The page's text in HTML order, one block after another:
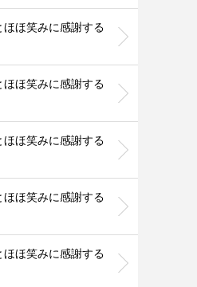
ほ笑みに感謝する
ほ笑みに感謝する
ほ笑みに感謝する
ほ笑みに感謝する
ほ笑みに感謝する